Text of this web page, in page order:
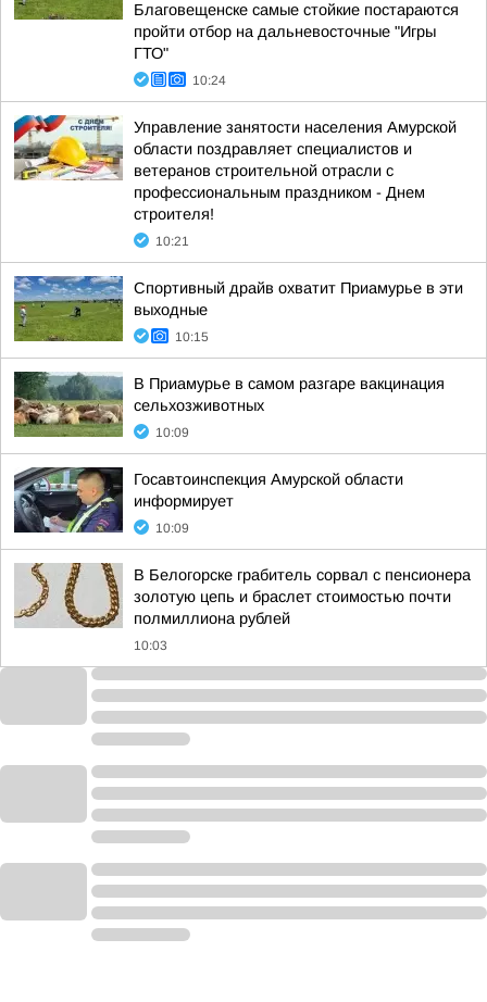
Благовещенске самые стойкие постараются
пройти отбор на дальневосточные "Игры
ГТО"
10:24
Управление занятости населения Амурской
области поздравляет специалистов и
ветеранов строительной отрасли с
профессиональным праздником - Днем
строителя!
10:21
Спортивный драйв охватит Приамурье в эти
выходные
10:15
В Приамурье в самом разгаре вакцинация
сельхозживотных
10:09
Госавтоинспекция Амурской области
информирует
10:09
В Белогорске грабитель сорвал с пенсионера
золотую цепь и браслет стоимостью почти
полмиллиона рублей
10:03